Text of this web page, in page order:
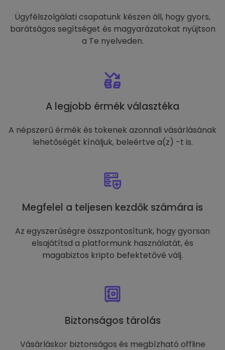
Ügyfélszolgálati csapatunk készen áll, hogy gyors,
barátságos segítséget és magyarázatokat nyújtson
a Te nyelveden.
A legjobb érmék választéka
A népszerű érmék és tokenek azonnali vásárlásának
lehetőségét kínáljuk, beleértve a(z) -t is.
Megfelel a teljesen kezdők számára is
Az egyszerűségre összpontosítunk, hogy gyorsan
elsajátítsd a platformunk használatát, és
magabiztos kripto befektetővé válj.
Biztonságos tárolás
Vásárláskor biztonságos és megbízható offline